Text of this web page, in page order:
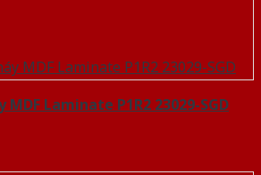
MDF Laminate P1R2 23029-SGD